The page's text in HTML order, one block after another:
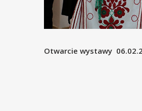
Otwarcie wystawy